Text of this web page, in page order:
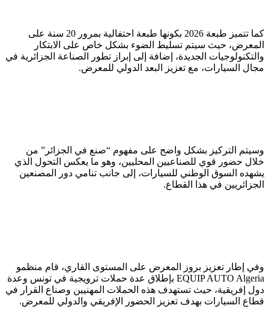
كما تتميز طبعة 2026 بكونها طبعة احتفالية بمرور 20 سنة على
المعرض، حيث سيتم تسليط الضوء بشكل خاص على الابتكار
والتكنولوجيات الجديدة، إضافة إلى إبراز تطور الصناعة الجزائرية في
مجال السيارات، مع تعزيز البعد الدولي للمعرض.
وسيتم التركيز بشكل واضح على مفهوم “صنع في الجزائر” من
خلال حضور قوي للصناعيين المحليين، وهو ما يعكس التحول الذي
يشهده السوق الوطني للسيارات، إلى جانب تنامي دور المصنعين
الجزائريين في هذا القطاع.
وفي إطار تعزيز بروز المعرض على المستوى القاري، قام منظمو
EQUIP AUTO Algeria بإطلاق عدة حملات ترويجية في تونس وعدة
دول إفريقية، حيث تستهدف هذه الحملات المهنيين وصناع القرار في
قطاع السيارات بهدف تعزيز الحضور الإفريقي والدولي للمعرض.